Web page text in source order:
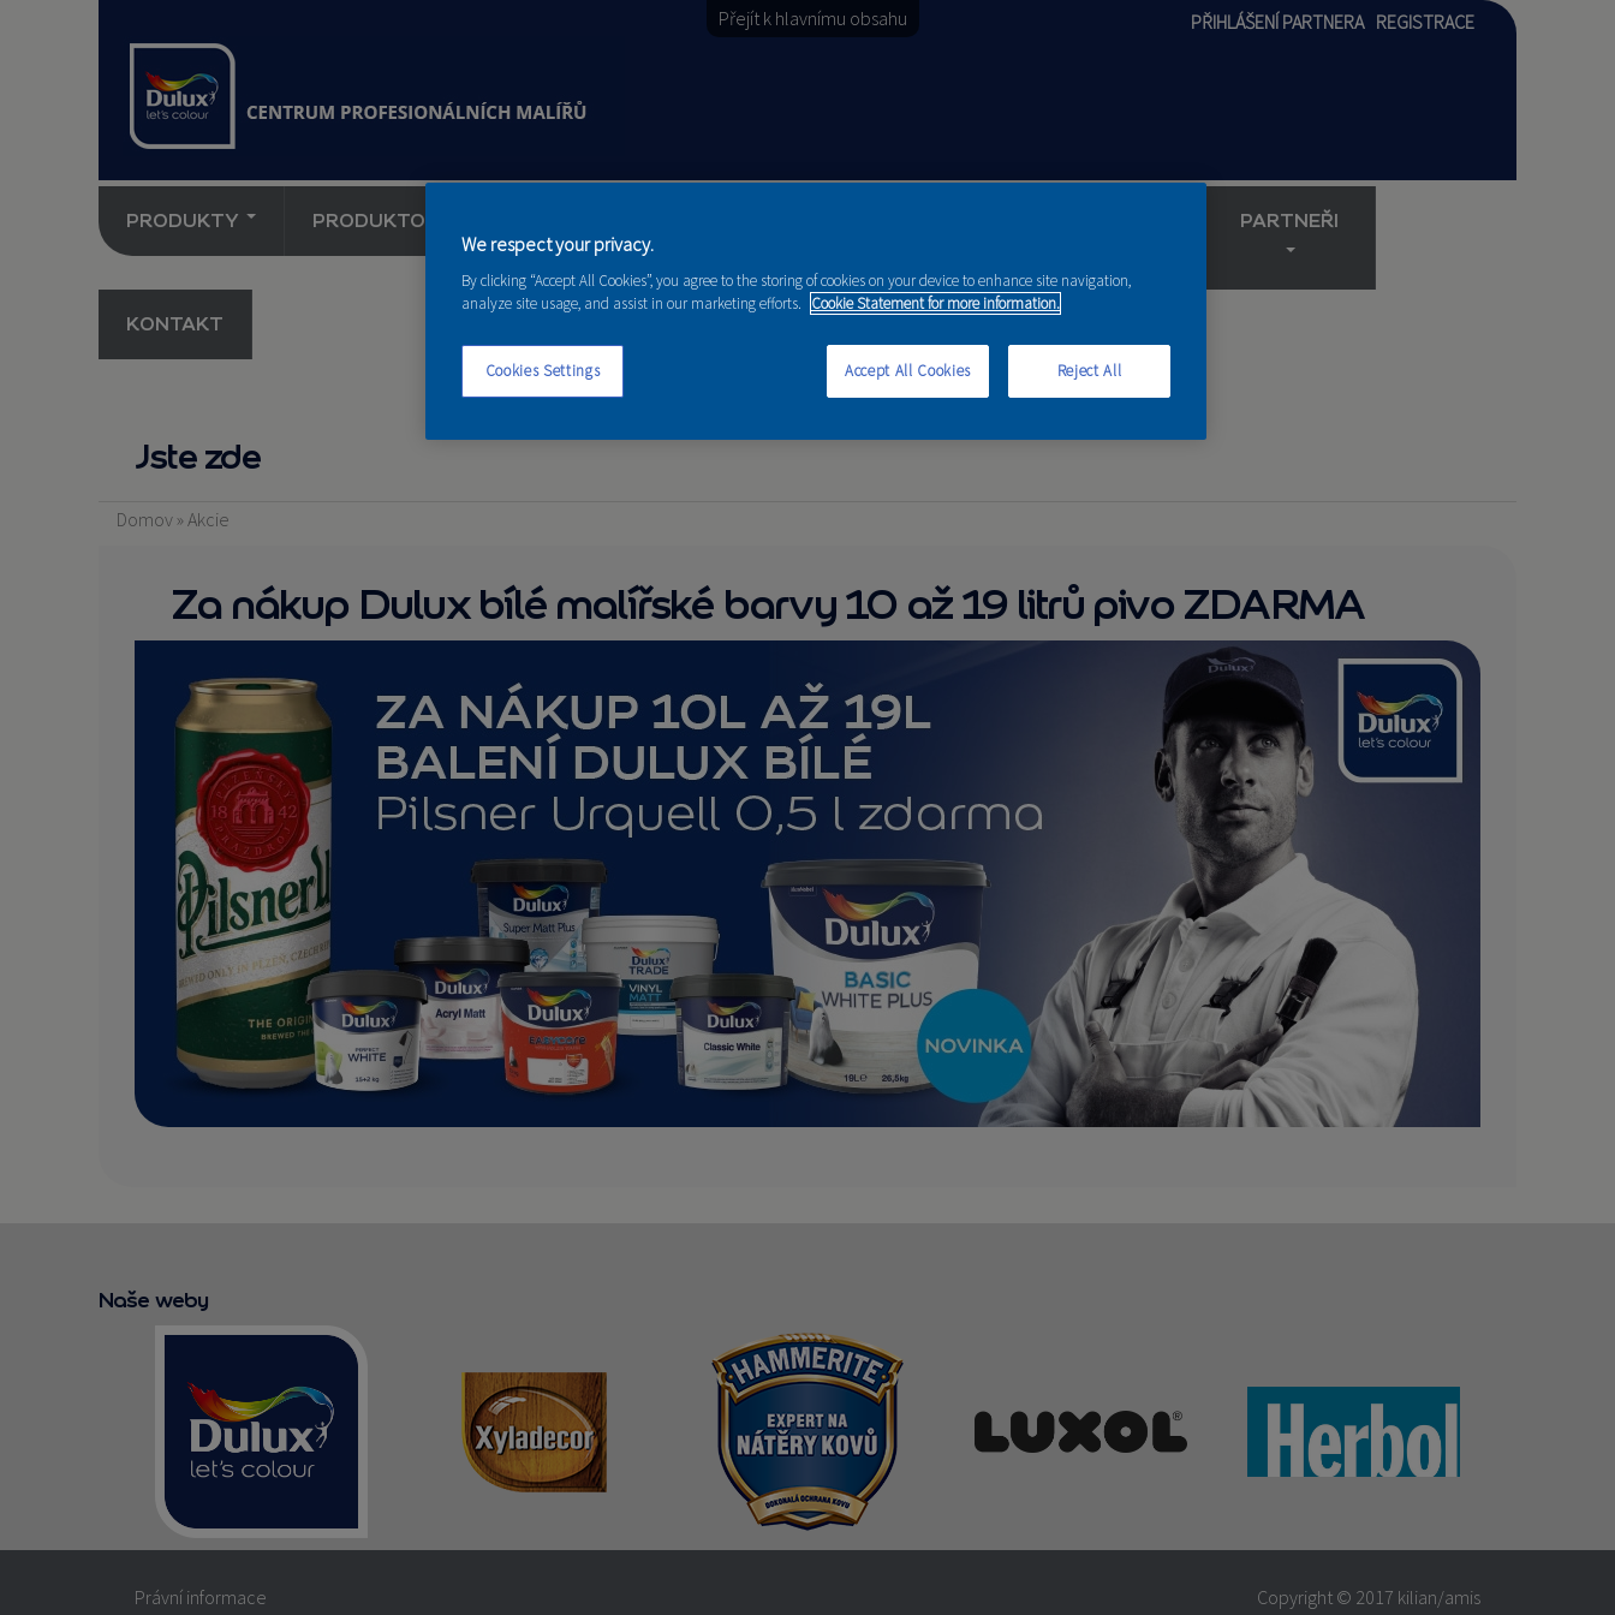
Přejít k hlavnímu obsahu PŘIHLÁŠENÍ PARTNERA REGISTRACE
PRODUKTY PRODUKTOVÉ NOVINKY PARTNEŘI
KONTAKT
Jste zde
Domov » Akcie
Za nákup Dulux bílé malířské barvy 10 až 19 litrů pivo ZDARMA
Naše weby
Copyright © 2017 kilian/amis
Právní informace
We respect your privacy.
By clicking “Accept All Cookies”, you agree to the storing of cookies on your device to enhance site navigation,
analyze site usage, and assist in our marketing efforts. Cookie Statement for more information.
Cookies Settings Reject All
Accept All Cookies